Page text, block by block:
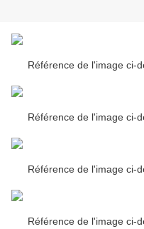
Référence de l'image ci-
Référence de l'image ci-
Référence de l'image ci-
Référence de l'image ci-